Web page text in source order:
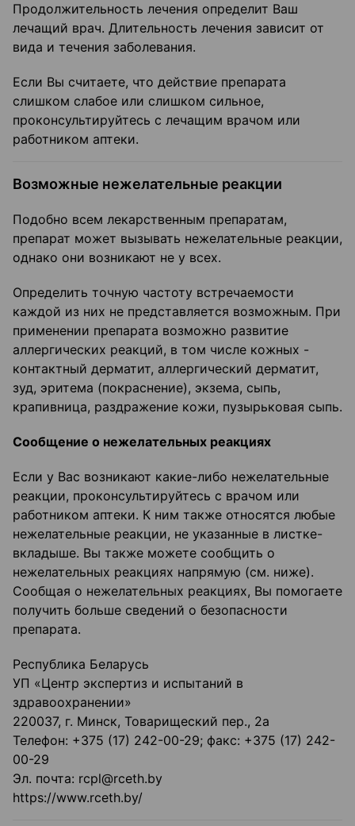
Продолжительность лечения определит Ваш
лечащий врач. Длительность лечения зависит от
вида и течения заболевания.
Если Вы считаете, что действие препарата
слишком слабое или слишком сильное,
проконсультируйтесь с лечащим врачом или
работником аптеки.
Возможные нежелательные реакции
Подобно всем лекарственным препаратам,
препарат может вызывать нежелательные реакции,
однако они возникают не у всех.
Определить точную частоту встречаемости
каждой из них не представляется возможным. При
применении препарата возможно развитие
аллергических реакций, в том числе кожных -
контактный дерматит, аллергический дерматит,
зуд, эритема (покраснение), экзема, сыпь,
крапивница, раздражение кожи, пузырьковая сыпь.
Сообщение о нежелательных реакциях
Если у Вас возникают какие-либо нежелательные
реакции, проконсультируйтесь с врачом или
работником аптеки. К ним также относятся любые
нежелательные реакции, не указанные в листке-
вкладыше. Вы также можете сообщить о
нежелательных реакциях напрямую (см. ниже).
Сообщая о нежелательных реакциях, Вы помогаете
получить больше сведений о безопасности
препарата.
Республика Беларусь
УП «Центр экспертиз и испытаний в
здравоохранении»
220037, г. Минск, Товарищеский пер., 2а
Телефон: +375 (17) 242-00-29; факс: +375 (17) 242-
00-29
Эл. почта: rcpl@rceth.by
https://www.rceth.by/